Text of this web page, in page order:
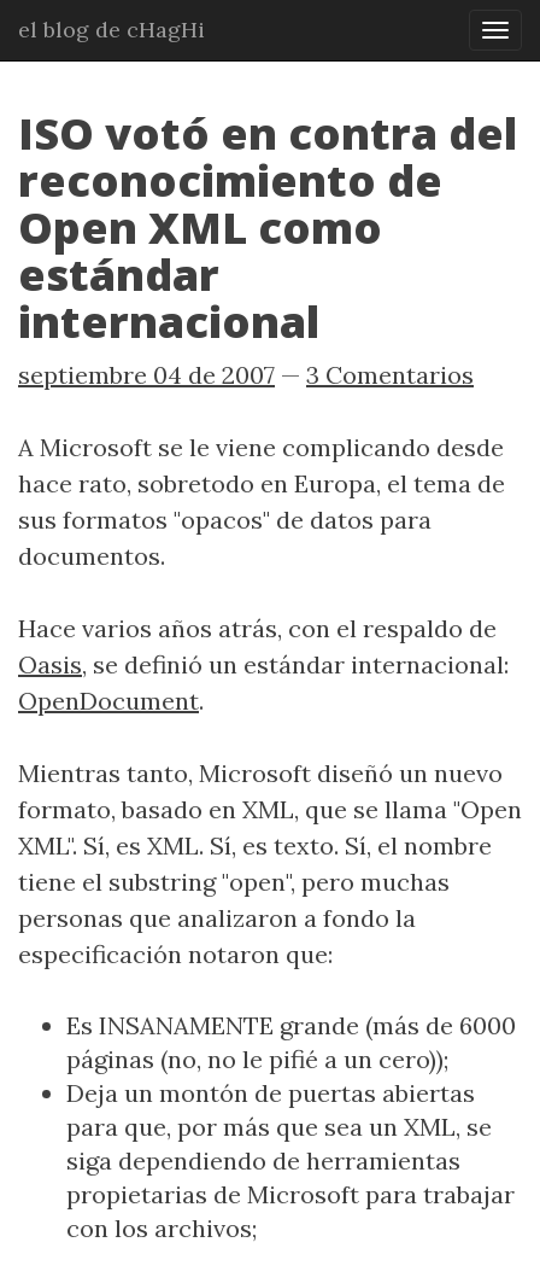
principal
el blog de cHagHi
ISO votó en contra del
reconocimiento de
Open XML como
estándar
internacional
septiembre 04 de 2007 3 Comentarios
A Microsoft se le viene complicando desde
hace rato, sobretodo en Europa, el tema de
sus formatos "opacos" de datos para
documentos.
Hace varios años atrás, con el respaldo de
Oasis, se definió un estándar internacional:
OpenDocument.
Mientras tanto, Microsoft diseñó un nuevo
formato, basado en XML, que se llama "Open
XML". Sí, es XML. Sí, es texto. Sí, el nombre
tiene el substring "open", pero muchas
personas que analizaron a fondo la
especificación notaron que:
Es INSANAMENTE grande (más de 6000
páginas (no, no le pifié a un cero));
Deja un montón de puertas abiertas
para que, por más que sea un XML, se
siga dependiendo de herramientas
propietarias de Microsoft para trabajar
con los archivos;